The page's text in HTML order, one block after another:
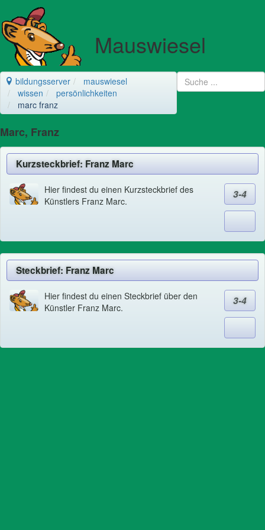
Mauswiesel
bildungsserver
mauswiesel
wissen
persönlichkeiten
marc franz
Marc, Franz
Kurzsteckbrief: Franz Marc
Hier findest du einen Kurzsteckbrief des
Künstlers Franz Marc.
3-4
Steckbrief: Franz Marc
Hier findest du einen Steckbrief über den
Künstler Franz Marc.
3-4